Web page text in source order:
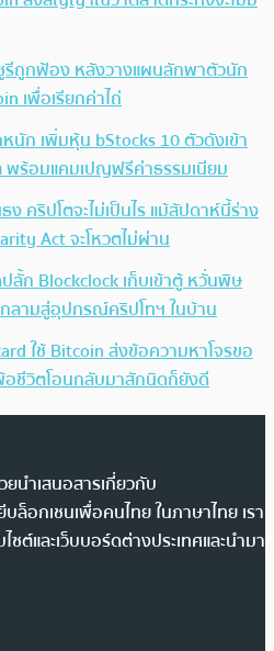
รีถูกฟ้อง หลังวางแผนลักพาตัวนัก
เพื่อเรียกค่าไถ่
นัก เพิ่มหุ้น bStocks 10 ตัวดังเข้า
ร้อมแคมเปญฟรีค่าธรรมเนียม
คริปโตจะไม่เป็นไร แม้สัปดาห์นี้ร่าง
Act จะโหวตไม่ผ่าน
ลั้ก Blockclock เก็บเข้าตู้ หวั่นพิษ
ลามสู่อุปกรณ์คริปโทฯ ในบ้าน
ใช้ Bitcoin ส่งข้อความหาโจรขอ
ชีวิตโอนกลับมาสักนิดก็ยังดี
นำเสนอสารเกี่ยวกับ
ล็อกเชนเพื่อคนไทย ในภาษาไทย เรา
ต์และเว็บบอร์ดต่างประเทศและนำมา